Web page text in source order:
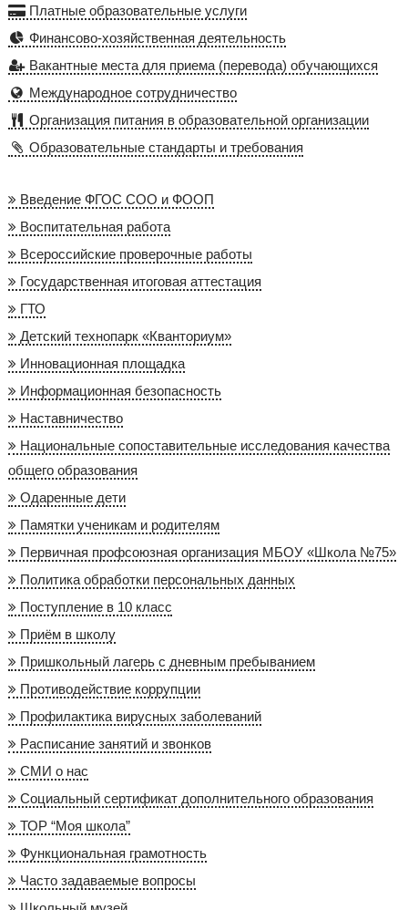
Платные образовательные услуги
Финансово-хозяйственная деятельность
Вакантные места для приема (перевода) обучающихся
Международное сотрудничество
Организация питания в образовательной организации
Образовательные стандарты и требования
Введение ФГОС СОО и ФООП
Воспитательная работа
Всероссийские проверочные работы
Государственная итоговая аттестация
ГТО
Детский технопарк «Кванториум»
Инновационная площадка
Информационная безопасность
Наставничество
Национальные сопоставительные исследования качества
общего образования
Одаренные дети
Памятки ученикам и родителям
Первичная профсоюзная организация МБОУ «Школа №75»
Политика обработки персональных данных
Поступление в 10 класс
Приём в школу
Пришкольный лагерь с дневным пребыванием
Противодействие коррупции
Профилактика вирусных заболеваний
Расписание занятий и звонков
СМИ о нас
Социальный сертификат дополнительного образования
ТОР “Моя школа”
Функциональная грамотность
Часто задаваемые вопросы